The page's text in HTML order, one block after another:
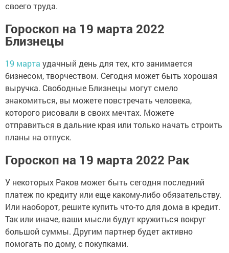
своего труда.
Гороскоп на 19 марта 2022
Близнецы
19 марта удачный день для тех, кто занимается
бизнесом, творчеством. Сегодня может быть хорошая
выручка. Свободные Близнецы могут смело
знакомиться, вы можете повстречать человека,
которого рисовали в своих мечтах. Можете
отправиться в дальние края или только начать строить
планы на отпуск.
Гороскоп на 19 марта 2022 Рак
У некоторых Раков может быть сегодня последний
платеж по кредиту или еще какому-либо обязательству.
Или наоборот, решите купить что-то для дома в кредит.
Так или иначе, ваши мысли будут кружиться вокруг
большой суммы. Другим партнер будет активно
помогать по дому, с покупками.